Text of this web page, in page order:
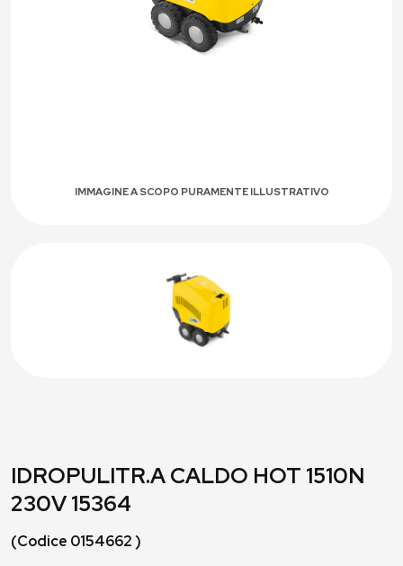
IMMAGINE A SCOPO PURAMENTE ILLUSTRATIVO
IDROPULITR.A CALDO HOT 1510N
230V 15364
(Codice 0154662 )